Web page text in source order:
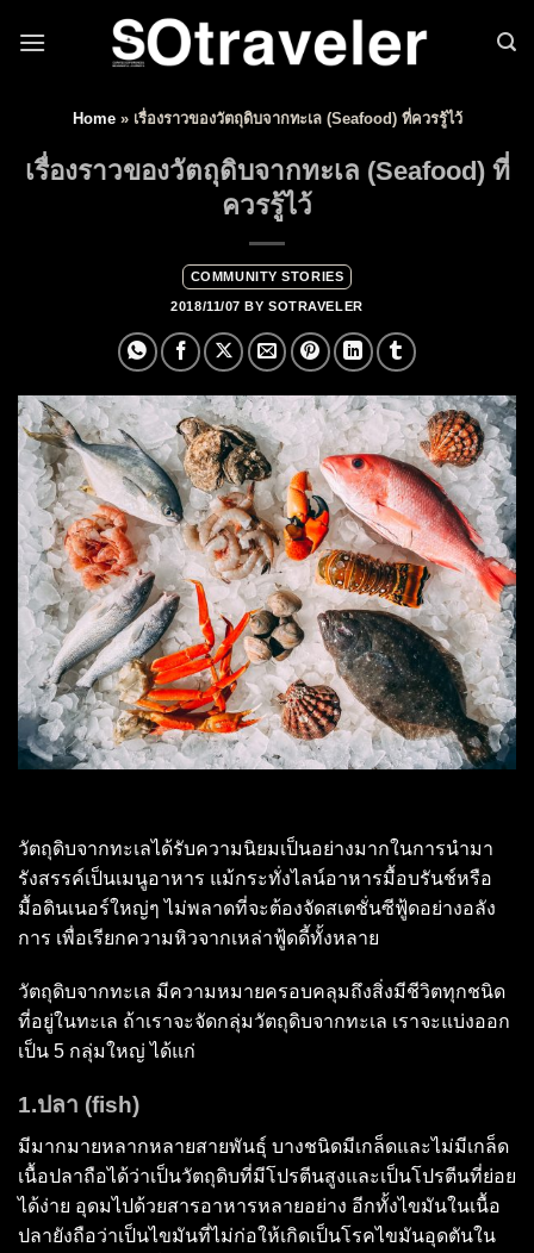
Home» เรื่องราวของวัตถุดิบจากทะเล (Seafood) ที่ควรรู้ไว้
เรื่องราวของวัตถุดิบจากทะเล (Seafood) ที่
ควรรู้ไว้
COMMUNITY STORIES
2018/11/07 BYSOTRAVELER
วัตถุดิบจากทะเลได้รับความนิยมเป็นอย่างมากในการนำมา
รังสรรค์เป็นเมนูอาหาร แม้กระทั่งไลน์อาหารมื้อบรันช์หรือ
มื้อดินเนอร์ใหญ่ๆ ไม่พลาดที่จะต้องจัดสเตชั่นซีฟู้ดอย่างอลัง
การ เพื่อเรียกความหิวจากเหล่าฟู้ดดี้ทั้งหลาย
วัตถุดิบจากทะเล มีความหมายครอบคลุมถึงสิ่งมีชีวิตทุกชนิด
ที่อยู่ในทะเล ถ้าเราจะจัดกลุ่มวัตถุดิบจากทะเล เราจะแบ่งออก
เป็น 5 กลุ่มใหญ่ ได้แก่
1.ปลา (fish)
มีมากมายหลากหลายสายพันธุ์ บางชนิดมีเกล็ดและไม่มีเกล็ด
เนื้อปลาถือได้ว่าเป็นวัตถุดิบที่มีโปรตีนสูงและเป็นโปรตีนที่ย่อย
ได้ง่าย อุดมไปด้วยสารอาหารหลายอย่าง อีกทั้งไขมันในเนื้อ
ปลายังถือว่าเป็นไขมันที่ไม่ก่อให้เกิดเป็นโรคไขมันอุดตันใน